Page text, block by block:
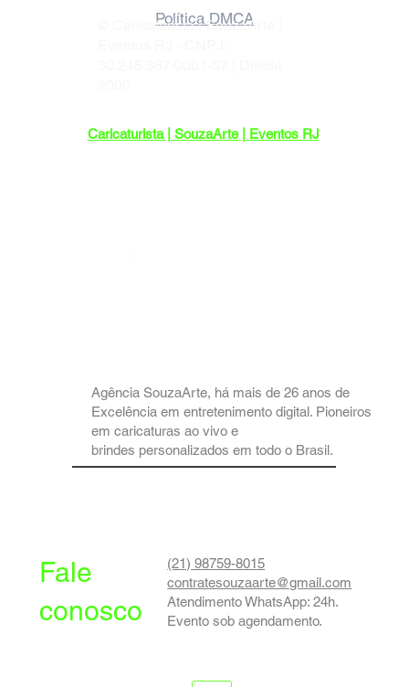
Agência SouzaArte, há mais de 26 anos de
Excelência em entretenimento digital. Pioneiros
em caricaturas ao vivo e
brindes personalizados em todo o Brasil.
Fale
conosco
(21) 98759-8015
contratesouzaarte@gmail.com
Atendimento WhatsApp: 24h.
Evento sob agendamento.
Caricaturista | SouzaArte | Eventos RJ
Política DMCA
© Caricaturista | SouzaArte |